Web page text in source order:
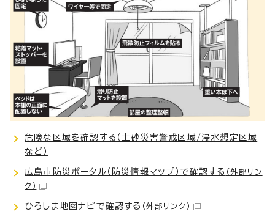
危険な区域を確認する（土砂災害警戒区域/浸水想定区域
など）
広島市防災ポータル（防災情報マップ）で確認する （外部リン
ク）
ひろしま地図ナビで確認する （外部リンク）